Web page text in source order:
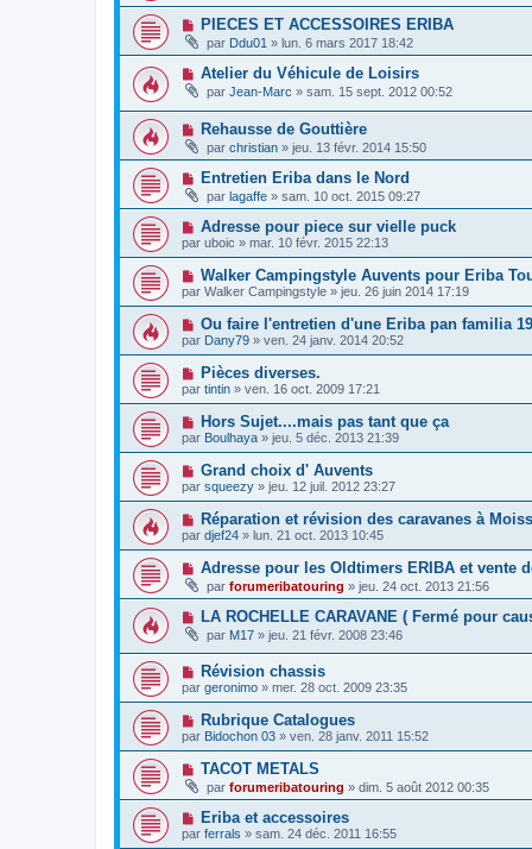
PIECES ET ACCESSOIRES ERIBA
par Ddu01 » lun. 6 mars 2017 18:42
Atelier du Véhicule de Loisirs
par Jean-Marc » sam. 15 sept. 2012 00:52
Rehausse de Gouttière
par christian » jeu. 13 févr. 2014 15:50
Entretien Eriba dans le Nord
par lagaffe » sam. 10 oct. 2015 09:27
Adresse pour piece sur vielle puck
par uboic » mar. 10 févr. 2015 22:13
Walker Campingstyle Auvents pour Eriba
par Walker Campingstyle » jeu. 26 juin 2014 17:19
Ou faire l'entretien d'une Eriba pan familia
par Dany79 » ven. 24 janv. 2014 20:52
Pièces diverses.
par tintin » ven. 16 oct. 2009 17:21
Hors Sujet....mais pas tant que ça
par Boulhaya » jeu. 5 déc. 2013 21:39
Grand choix d' Auvents
par squeezy » jeu. 12 juil. 2012 23:27
Réparation et révision des caravanes à
par djef24 » lun. 21 oct. 2013 10:45
Adresse pour les Oldtimers ERIBA et vente
par forumeribatouring » jeu. 24 oct. 2013 21:56
LA ROCHELLE CARAVANE ( Fermé pour
par M17 » jeu. 21 févr. 2008 23:46
Révision chassis
par geronimo » mer. 28 oct. 2009 23:35
Rubrique Catalogues
par Bidochon 03 » ven. 28 janv. 2011 15:52
TACOT METALS
par forumeribatouring » dim. 5 août 2012 00:35
Eriba et accessoires
par ferrals » sam. 24 déc. 2011 16:55